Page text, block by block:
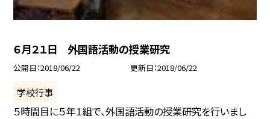
６月２１日 外国語活動の授業研究
公開日 2018/06/22 更新日 2018/06/22
学校行事
５時間目に５年１組で、外国語活動の授業研究を行いまし